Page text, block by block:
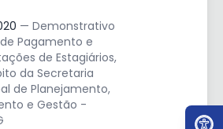
— Demonstrativo
Pagamento e
de Estagiários,
da Secretaria
de Planejamento,
e Gestão -
Ir